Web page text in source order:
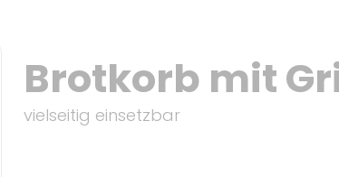
Brotkorb mit
vielseitig einsetzbar